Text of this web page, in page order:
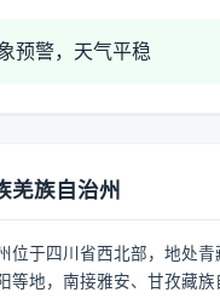
预警，天气平稳
羌族自治州
位于四川省西北部，地处青
等地，南接雅安、甘孜藏族